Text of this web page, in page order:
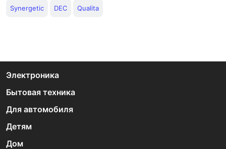
Synergetic DEC Qualita
Электроника
Бытовая техника
Для автомобиля
Детям
Дом